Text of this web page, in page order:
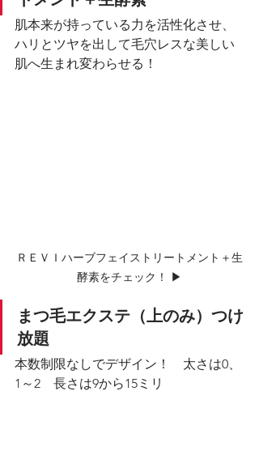
肌本来が持っている力を活性化させ、
ハリとツヤを出して毛穴レスな美しい
肌へ生まれ変わらせる！
ＲＥＶＩハーブフェイストリートメント＋生
酵素をチェック！ ▶︎
まつ毛エクステ（上のみ）つけ
放題
本数制限なしでデザイン！　太さは0、
1～2　長さは9から15ミリ